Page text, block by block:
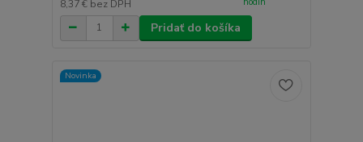
8,37 € bez DPH
Pridať do košíka
Novinka